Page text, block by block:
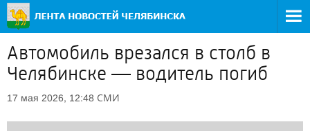
Автомобиль врезался в столб в
Челябинске — водитель погиб
17 мая 2026, 12:48 СМИ